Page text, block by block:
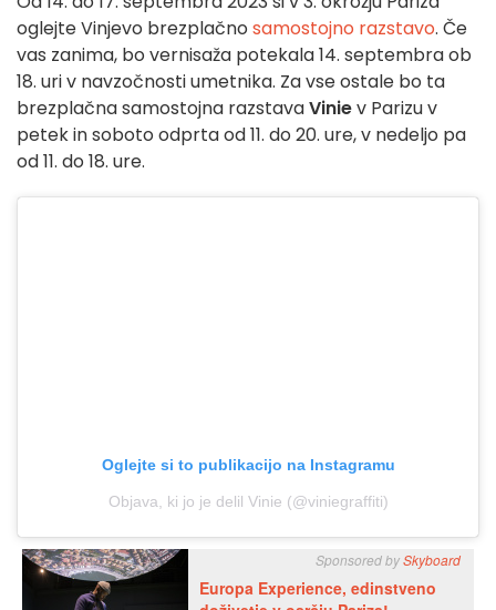
oglejte Vinjevo brezplačno samostojno razstavo. Če
vas zanima, bo vernisaža potekala 14. septembra ob
18. uri v navzočnosti umetnika. Za vse ostale bo ta
brezplačna samostojna razstavaViniev Parizu v
petek in soboto odprta od 11. do 20. ure, v nedeljo pa
od 11. do 18. ure.
Oglejte si to publikacijo na Instagramu
Objava, ki jo je delil Vinie (@viniegraffiti)